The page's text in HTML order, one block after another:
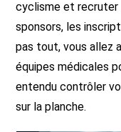
cyclisme et recruter
sponsors, les
pas tout, vous allez
équipes médicales
entendu contrôler
sur la planche.